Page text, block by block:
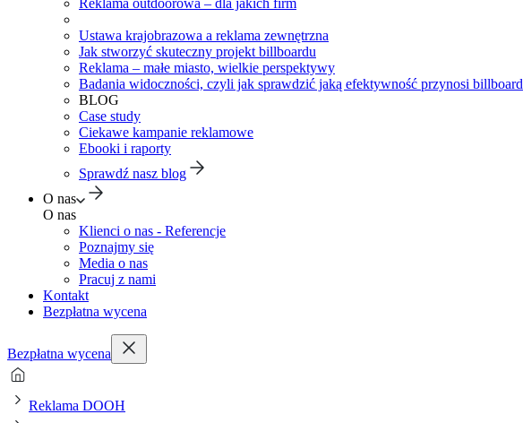
Reklama outdoorowa – dla jakich firm
Ustawa krajobrazowa a reklama zewnętrzna
Jak stworzyć skuteczny projekt billboardu
Reklama – małe miasto, wielkie perspektywy
Badania widoczności, czyli jak sprawdzić jaką efektywność przynosi billboard
BLOG
Case study
Ciekawe kampanie reklamowe
Ebooki i raporty
Sprawdź nasz blog
O nas
O nas
Klienci o nas - Referencje
Poznajmy się
Media o nas
Pracuj z nami
Kontakt
Bezpłatna wycena
Bezpłatna wycena
Reklama DOOH